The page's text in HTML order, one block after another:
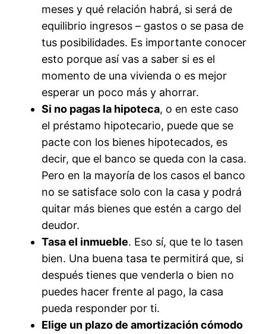
meses y qué relación habrá, si será de
equilibrio ingresos – gastos o se pasa de
tus posibilidades. Es importante conocer
esto porque así vas a saber si es el
momento de una vivienda o es mejor
esperar un poco más y ahorrar.
Si no pagas la hipoteca, o en este caso
el préstamo hipotecario, puede que se
pacte con los bienes hipotecados, es
decir, que el banco se queda con la casa.
Pero en la mayoría de los casos el banco
no se satisface solo con la casa y podrá
quitar más bienes que estén a cargo del
deudor.
Tasa el inmueble. Eso sí, que te lo tasen
bien. Una buena tasa te permitirá que, si
después tienes que venderla o bien no
puedes hacer frente al pago, la casa
pueda responder por ti.
Elige un plazo de amortización cómodo